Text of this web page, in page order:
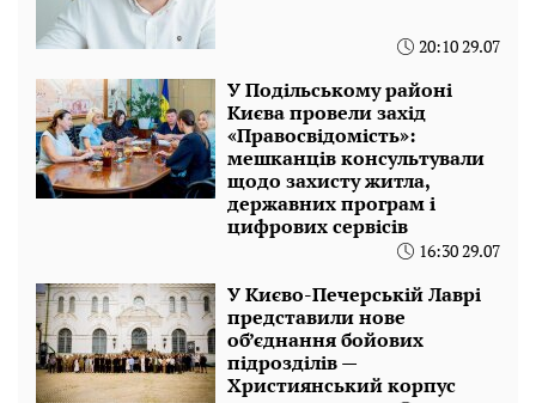
20:10 29.07
У Подільському районі
Києва провели захід
«Правосвідомість»:
мешканців консультували
щодо захисту житла,
державних програм і
цифрових сервісів
16:30 29.07
У Києво-Печерській Лаврі
представили нове
об’єднання бойових
підрозділів —
Християнський корпус